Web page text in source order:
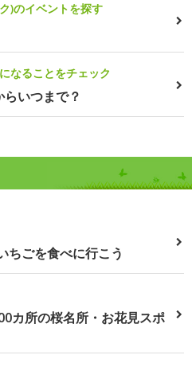
)のイベントを探す
なることをチェック
いつまで？
ちごを食べに行こう
カ所の桜名所・お花見スポ